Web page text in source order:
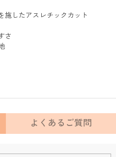
施したアスレチックカット
さ
よくあるご質問